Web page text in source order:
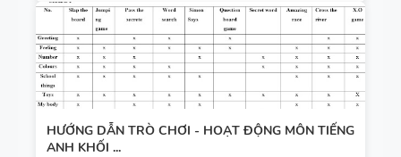
HƯỚNG DẪN TRÒ CHƠI - HOẠT ĐỘNG MÔN TIẾNG
ANH KHỐI ...